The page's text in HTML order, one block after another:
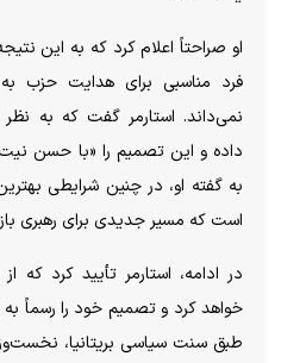
او صراحتاً اعلام کرد که به این
فرد مناسبی برای هدایت حزب
نمی‌داند. استارمر گفت که به
داده و این تصمیم را «با حسن
به گفته او، در چنین شرایطی
است که مسیر جدیدی برای رهبری
در ادامه، استارمر تأیید کرد که
خواهد کرد و تصمیم خود را رسماً به
طبق سنت سیاسی بریتانیا،